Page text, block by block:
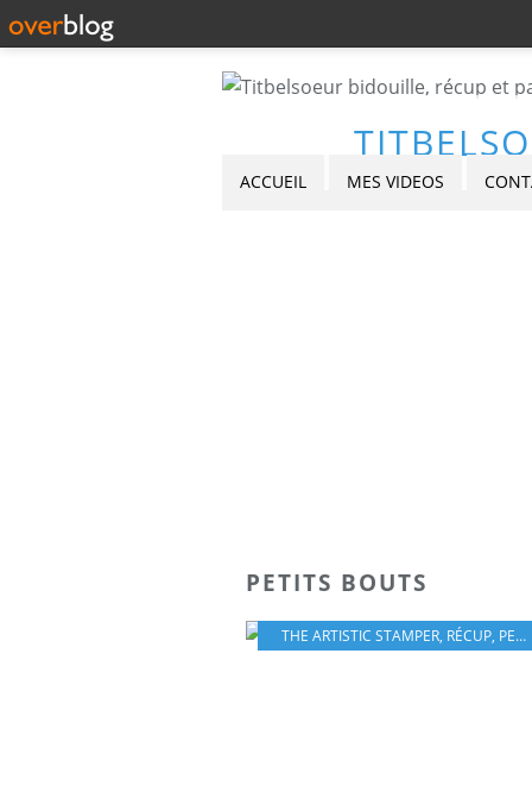
ACCUEIL MES VIDEOS
PETITS BOUTS
THE ARTISTIC STAMPER, RÉCUP, PETITS BOUTS